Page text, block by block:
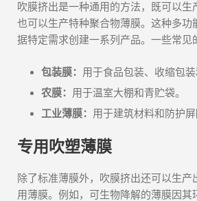
吹膜挤出是一种通用的方法，既可以生
也可以生产特种聚合物薄膜。这种多功
据特定需求创建一系列产品。一些常见
包装膜： 用于食品包装、收缩包装
农膜： 用于温室大棚和青贮袋。
工业薄膜： 用于建筑材料和防护屏
专用吹塑薄膜
除了标准薄膜外，吹膜挤出还可以生产
用薄膜。例如，可生物降解的薄膜因其